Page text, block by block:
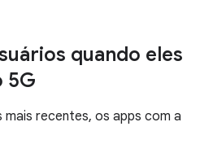
quando eles
5G
mais recentes, os apps com a